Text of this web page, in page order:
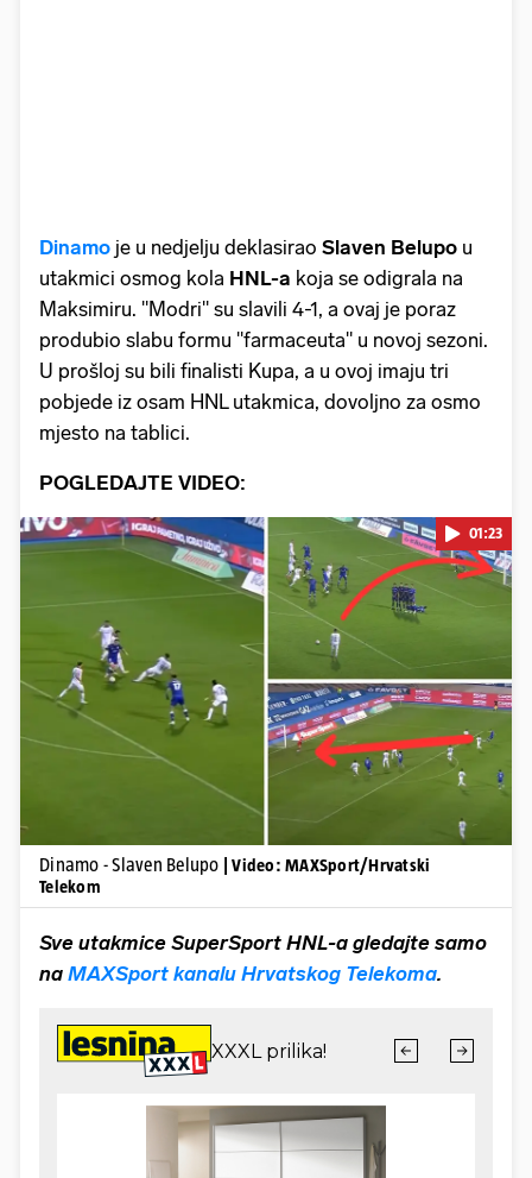
Dinamo je u nedjelju deklasirao Slaven Belupo u
utakmici osmog kola HNL-a koja se odigrala na
Maksimiru. "Modri" su slavili 4-1, a ovaj je poraz
produbio slabu formu "farmaceuta" u novoj sezoni.
U prošloj su bili finalisti Kupa, a u ovoj imaju tri
pobjede iz osam HNL utakmica, dovoljno za osmo
mjesto na tablici.
POGLEDAJTE VIDEO:
Pokretanje videa...
01:23
Dinamo - Slaven Belupo
| Video: MAXSport/Hrvatski
Telekom
Sve utakmice SuperSport HNL-a gledajte samo
na MAXSport kanalu Hrvatskog Telekoma.